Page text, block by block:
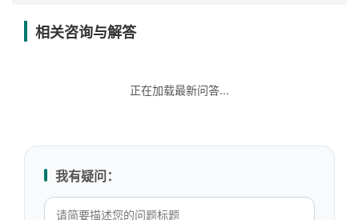
相关咨询与解答
正在加载最新问答...
我有疑问：